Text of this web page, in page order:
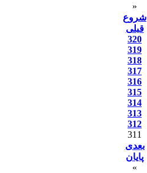
«
شروع
قبلی
320
319
318
317
316
315
314
313
312
311
بعدی
پایان
»